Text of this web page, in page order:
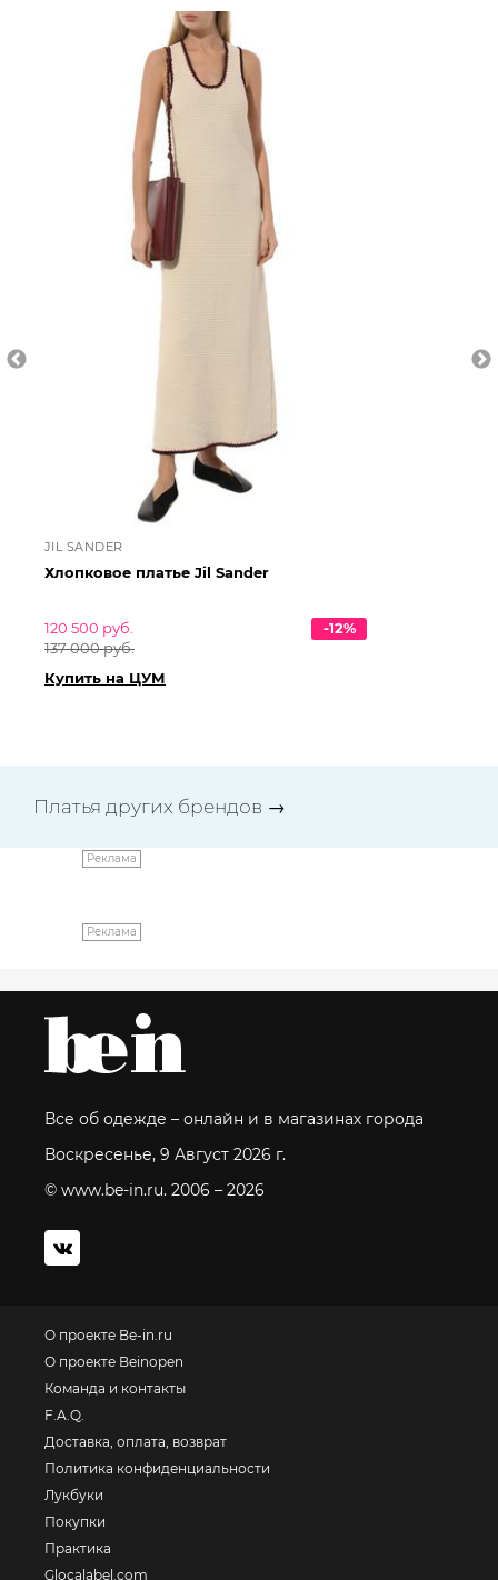
JIL SANDER
Хлопковое платье Jil Sander
120 500 руб.
137 000 руб.
-12%
Купить на ЦУМ
Платья других брендов →
Реклама
Реклама
Все об одежде – онлайн и в магазинах города
Воскресенье, 9 Август 2026 г.
© www.be-in.ru. 2006 – 2026
О проекте Be-in.ru
О проекте Beinopen
Команда и контакты
F.A.Q.
Доставка, оплата, возврат
Политика конфиденциальности
Лукбуки
Покупки
Практика
Glocalabel.com